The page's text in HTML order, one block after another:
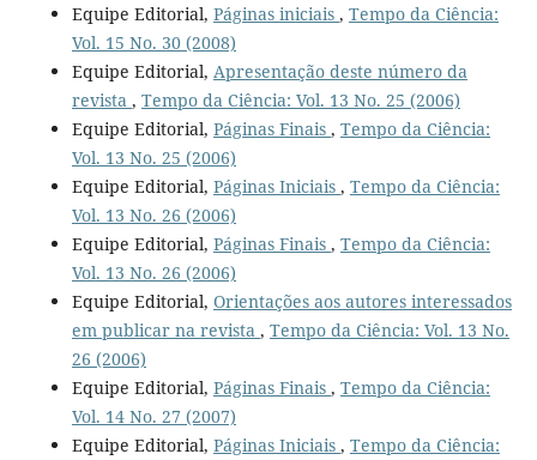
Equipe Editorial, Páginas iniciais , Tempo da Ciência:
Vol. 15 No. 30 (2008)
Equipe Editorial, Apresentação deste número da
revista , Tempo da Ciência: Vol. 13 No. 25 (2006)
Equipe Editorial, Páginas Finais , Tempo da Ciência:
Vol. 13 No. 25 (2006)
Equipe Editorial, Páginas Iniciais , Tempo da Ciência:
Vol. 13 No. 26 (2006)
Equipe Editorial, Páginas Finais , Tempo da Ciência:
Vol. 13 No. 26 (2006)
Equipe Editorial, Orientações aos autores interessados
em publicar na revista , Tempo da Ciência: Vol. 13 No.
26 (2006)
Equipe Editorial, Páginas Finais , Tempo da Ciência:
Vol. 14 No. 27 (2007)
Equipe Editorial, Páginas Iniciais , Tempo da Ciência: